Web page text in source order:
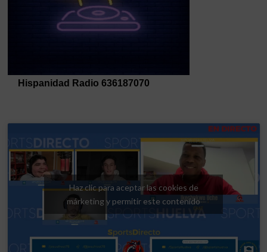
Haz clic para aceptar las cookies de
márketing y permitir este contenido